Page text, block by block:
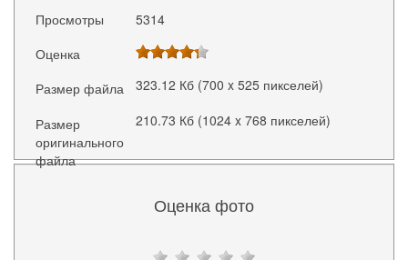
Просмотры
5314
Оценка
Размер файла
323.12 Кб (700 x 525 пикселей)
Размер
оригинального
файла
210.73 Кб (1024 x 768 пикселей)
Оценка фото